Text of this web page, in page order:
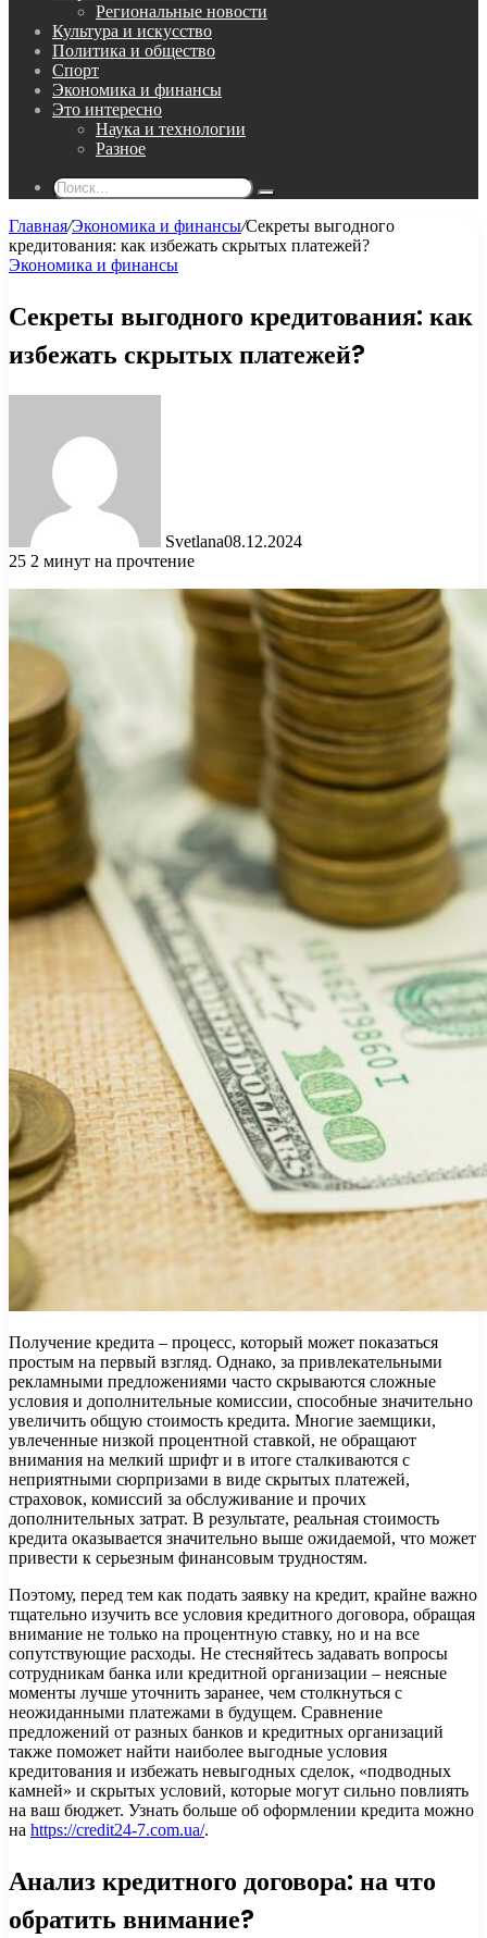
Региональные новости
Культура и искусство
Политика и общество
Спорт
Экономика и финансы
Это интересно
Наука и технологии
Разное
Поиск...
Главная/Экономика и финансы/Секреты выгодного
кредитования: как избежать скрытых платежей?
Экономика и финансы
Секреты выгодного кредитования: как
избежать скрытых платежей?
Svetlana08.12.2024
25 2 минут на прочтение
Получение кредита – процесс, который может показаться
простым на первый взгляд. Однако, за привлекательными
рекламными предложениями часто скрываются сложные
условия и дополнительные комиссии, способные значительно
увеличить общую стоимость кредита. Многие заемщики,
увлеченные низкой процентной ставкой, не обращают
внимания на мелкий шрифт и в итоге сталкиваются с
неприятными сюрпризами в виде скрытых платежей,
страховок, комиссий за обслуживание и прочих
дополнительных затрат. В результате, реальная стоимость
кредита оказывается значительно выше ожидаемой, что может
привести к серьезным финансовым трудностям.
Поэтому, перед тем как подать заявку на кредит, крайне важно
тщательно изучить все условия кредитного договора, обращая
внимание не только на процентную ставку, но и на все
сопутствующие расходы. Не стесняйтесь задавать вопросы
сотрудникам банка или кредитной организации – неясные
моменты лучше уточнить заранее, чем столкнуться с
неожиданными платежами в будущем. Сравнение
предложений от разных банков и кредитных организаций
также поможет найти наиболее выгодные условия
кредитования и избежать невыгодных сделок, «подводных
камней» и скрытых условий, которые могут сильно повлиять
на ваш бюджет. Узнать больше об оформлении кредита можно
на https://credit24-7.com.ua/.
Анализ кредитного договора: на что
обратить внимание?